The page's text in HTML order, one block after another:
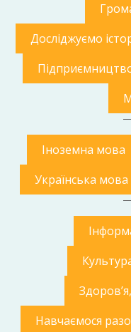
Досліджуємо
Іноземна мова
Українська мова
Навчаємося